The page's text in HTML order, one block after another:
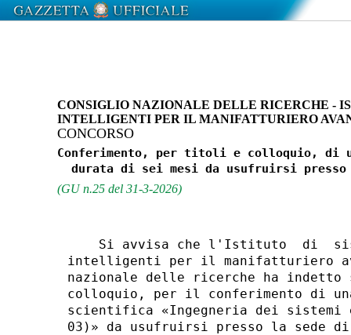
CONSIGLIO NAZIONALE DELLE RICERCHE -
INTELLIGENTI PER IL MANIFATTURIERO
CONCORSO
Conferimento, per titoli e colloquio, di
(GU n.25 del 31-3-2026)
Si avvisa che l'Istituto  di
intelligenti per il manifatturiero
nazionale delle ricerche ha
colloquio, per il conferimento di
scientifica «Ingegneria dei sistemi
03)» da usufruirsi presso la